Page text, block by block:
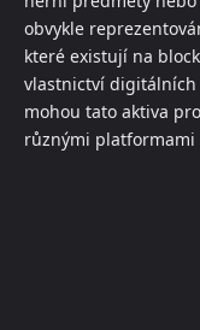
obvykle
které existují na
vlastnictví digitálních
mohou tato aktiva
různými platformami